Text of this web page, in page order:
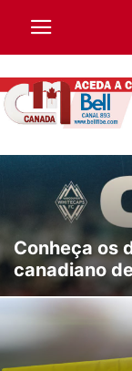
Conheça os
canadiano